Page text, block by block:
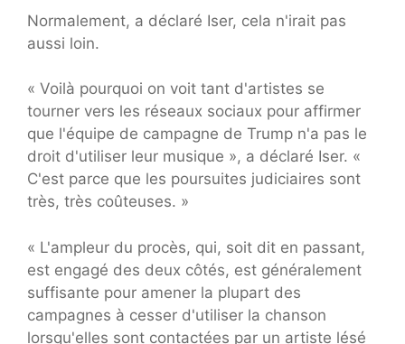
Normalement, a déclaré Iser, cela n'irait pas
aussi loin.
« Voilà pourquoi on voit tant d'artistes se
tourner vers les réseaux sociaux pour affirmer
que l'équipe de campagne de Trump n'a pas le
droit d'utiliser leur musique », a déclaré Iser. «
C'est parce que les poursuites judiciaires sont
très, très coûteuses. »
« L'ampleur du procès, qui, soit dit en passant,
est engagé des deux côtés, est généralement
suffisante pour amener la plupart des
campagnes à cesser d'utiliser la chanson
lorsqu'elles sont contactées par un artiste lésé